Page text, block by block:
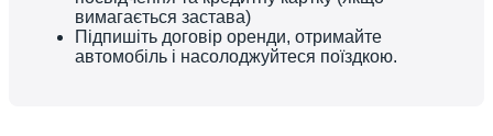
вимагається застава)
Підпишіть договір оренди, отримайте
автомобіль і насолоджуйтеся поїздкою.